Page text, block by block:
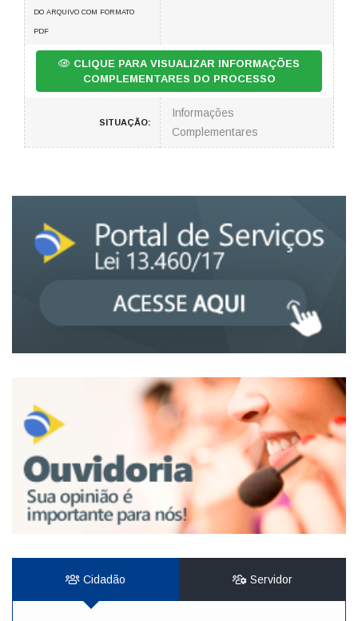
DO ARQUIVO COM FORMATO
PDF
CLIQUE PARA VISUALIZAR INFORMAÇÕES
COMPLEMENTARES DO PROCESSO
SITUAÇÃO:
Informações
Complementares
Cidadão Servidor